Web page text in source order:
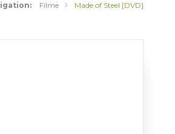
Filme Made of Steel [DVD]